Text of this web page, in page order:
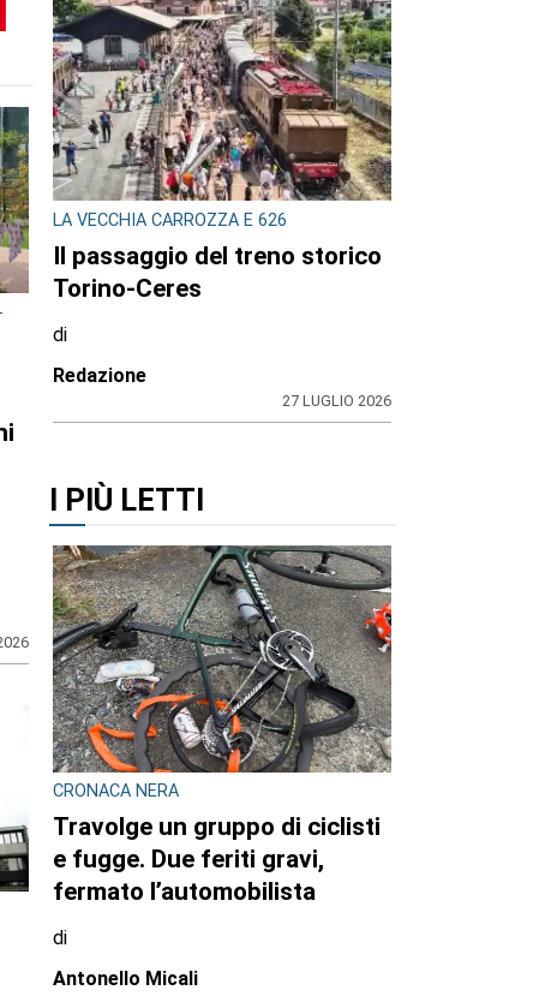
LA VECCHIA CARROZZA E 626
Il passaggio del treno storico
Torino-Ceres
di
Redazione
27 LUGLIO 2026
I PIÙ LETTI
CRONACA NERA
Travolge un gruppo di ciclisti
e fugge. Due feriti gravi,
fermato l’automobilista
di
Antonello Micali